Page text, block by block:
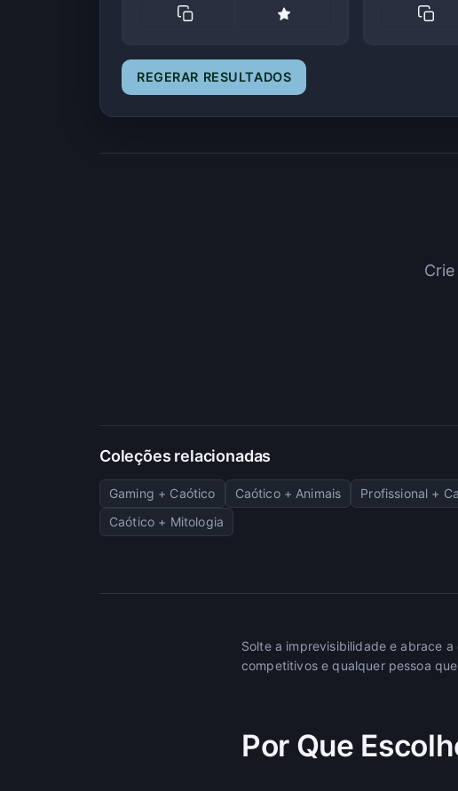
REGERAR RESULTADOS
Coleções relacionadas
Gaming + Caótico Caótico + Animais Profissional +
Caótico + Mitologia
Solte a imprevisibilidade e abrace
competitivos e qualquer pessoa
Por Que